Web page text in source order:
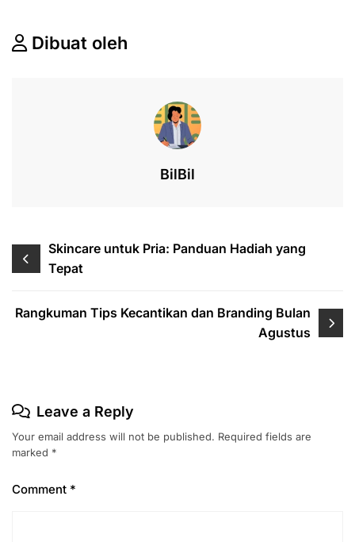
c
e
k
e
at
s
s
Dibuat oleh
BilBil
Post
navigation
Skincare untuk Pria: Panduan Hadiah yang
Tepat
Rangkuman Tips Kecantikan dan Branding Bulan
Agustus
Leave a Reply
Your email address will not be published. Required fields are
marked *
Comment *